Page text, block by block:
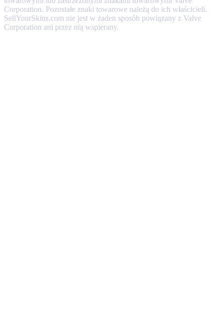
Corporation. Pozostałe znaki towarowe należą do ich właścicieli.
SellYourSkins.com nie jest w żaden sposób powiązany z Valve
Corporation ani przez nią wspierany.